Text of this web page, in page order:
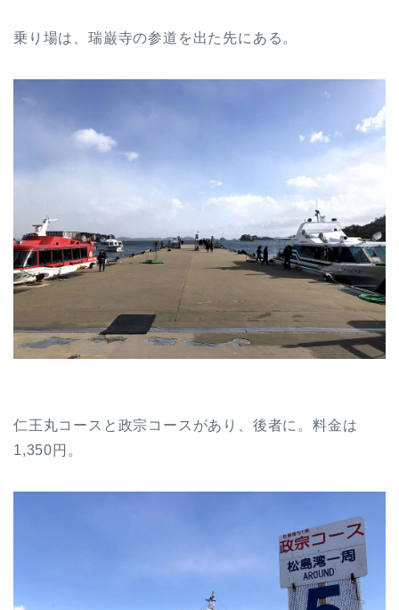
乗り場は、瑞巌寺の参道を出た先にある。
仁王丸コースと政宗コースがあり、後者に。料金は
1,350円。